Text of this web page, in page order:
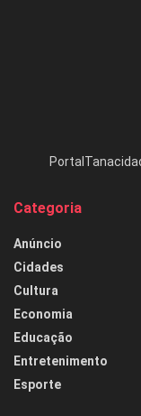
Categoria
Anúncio
Cidades
Cultura
Economia
Educação
Entretenimento
Esporte